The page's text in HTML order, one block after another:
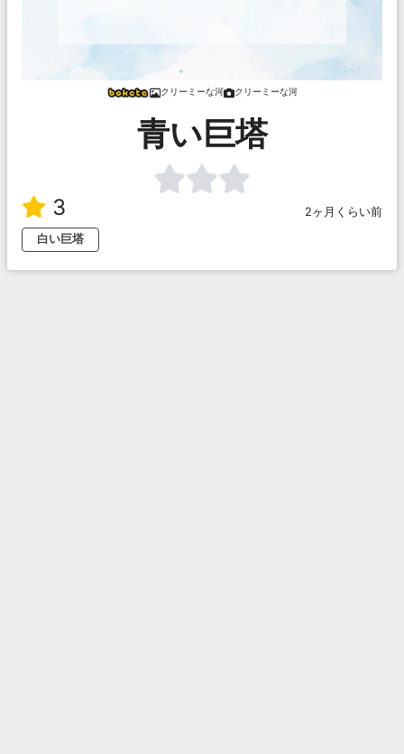
クリーミーな河 クリーミーな河
青い巨塔
3
2ヶ月くらい前
白い巨塔